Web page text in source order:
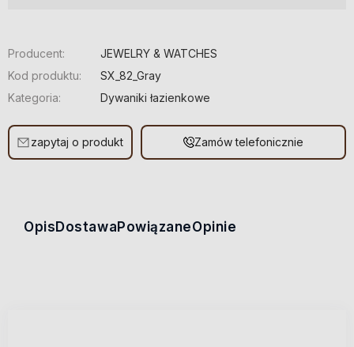
Producent:
JEWELRY & WATCHES
Kod produktu:
SX_82_Gray
Kategoria:
Dywaniki łazienkowe
zapytaj o produkt Zamów telefonicznie
Opis Dostawa PowiązaneOpinie